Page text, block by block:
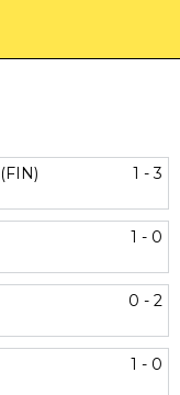
1 - 3
1 - 0
0 - 2
1 - 0